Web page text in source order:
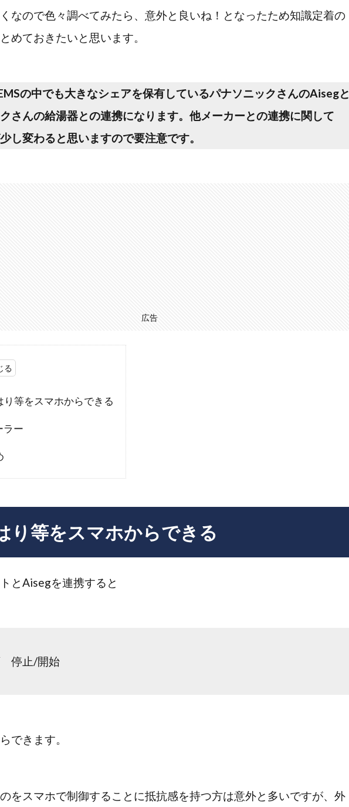
なので色々調べてみたら、意外と良いね！となったため知識定着の
めておきたいと思います。
の中でも大きなシェアを保有しているパナソニックさんのAisegと
さんの給湯器との連携になります。他メーカーとの連携に関して
し変わると思いますので要注意です。
広告
り等をスマホからできる
ラー
り等をスマホからできる
とAisegを連携すると
停止/開始
できます。
をスマホで制御することに抵抗感を持つ方は意外と多いですが、外